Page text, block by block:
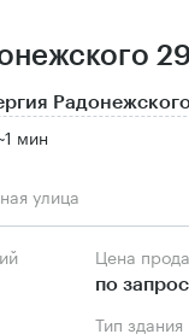
1 мин
улица
Цена
по
Тип здания